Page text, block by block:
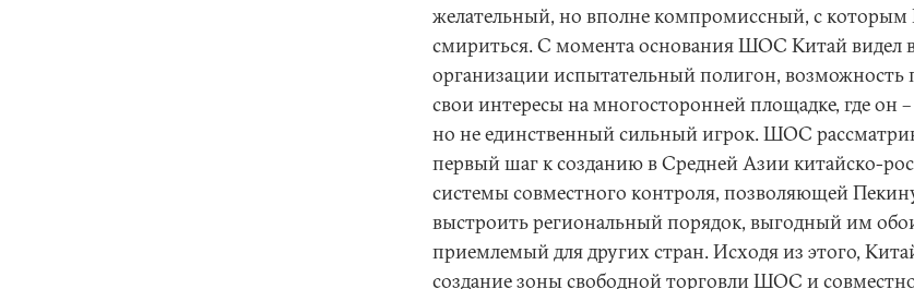
желательный, но вполне компромиссный, с которым
смириться. С момента основания ШОС Китай видел
организации испытательный полигон, возможность
свои интересы на многосторонней площадке, где он
но не единственный сильный игрок. ШОС
первый шаг к созданию в Средней Азии китайско-
системы совместного контроля, позволяющей
выстроить региональный порядок, выгодный им
приемлемый для других стран. Исходя из этого,
создание зоны свободной торговли ШОС и